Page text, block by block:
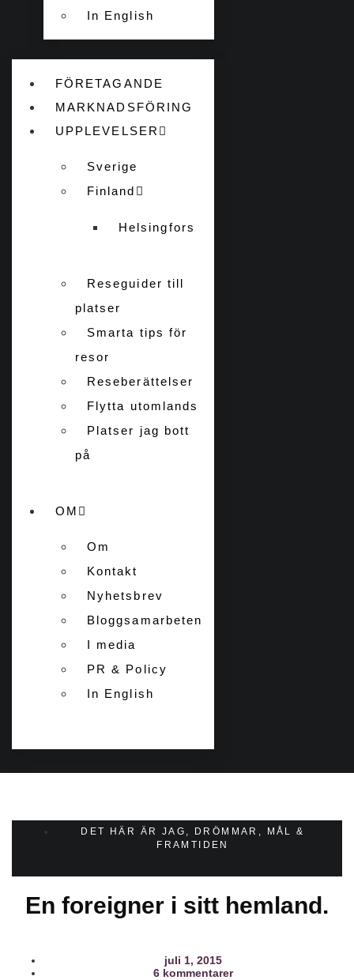
In English
FÖRETAGANDE
MARKNADSFÖRING
UPPLEVELSER
Sverige
Finland
Helsingfors
Reseguider till
platser
Smarta tips för
resor
Reseberättelser
Flytta utomlands
Platser jag bott
på
OM
Om
Kontakt
Nyhetsbrev
Bloggsamarbeten
I media
PR & Policy
In English
DET HÄR ÄR JAG ,
DRÖMMAR, MÅL &
FRAMTIDEN
En foreigner i sitt hemland.
juli 1, 2015
6 kommentarer